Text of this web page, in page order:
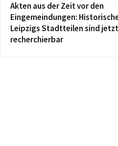
Akten aus der Zeit vor den
Eingemeindungen:
Leipzigs Stadtteilen sind
recherchierbar